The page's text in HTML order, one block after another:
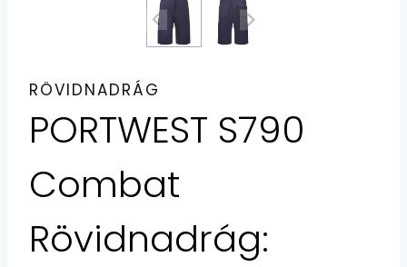
RÖVIDNADRÁG
PORTWEST S790
Combat
Rövidnadrág: